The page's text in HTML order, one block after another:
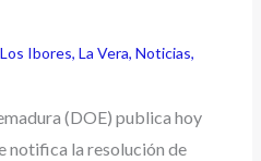
Ibores,La Vera,Noticias,
(DOE) publica hoy
notifica la resolución de